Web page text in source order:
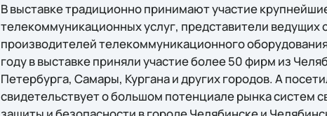
В выставке традиционно принимают участие
телекоммуникационных услуг, представители ведущих
производителей телекоммуникационного
году в выставке приняли участие более 50 фирм из
Петербурга, Самары, Кургана и других городов. А
свидетельствует о большом потенциале рынка систем